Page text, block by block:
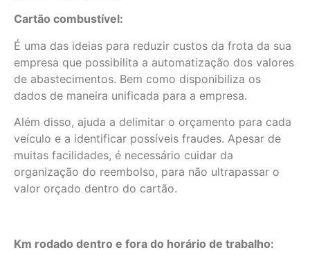
Cartão combustível:
É uma das ideias para reduzir custos da frota da sua
empresa que possibilita a automatização dos valores
de abastecimentos. Bem como disponibiliza os
dados de maneira unificada para a empresa.
Além disso, ajuda a delimitar o orçamento para cada
veículo e a identificar possíveis fraudes. Apesar de
muitas facilidades, é necessário cuidar da
organização do reembolso, para não ultrapassar o
valor orçado dentro do cartão.
Km rodado dentro e fora do horário de trabalho: